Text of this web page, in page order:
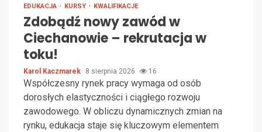
EDUKACJA KURSY KWALIFIKACJE
Zdobądź nowy zawód w
Ciechanowie – rekrutacja w
toku!
Karol Kaczmarek 8 sierpnia 2026 16
Współczesny rynek pracy wymaga od osób
dorosłych elastyczności i ciągłego rozwoju
zawodowego. W obliczu dynamicznych zmian na
rynku, edukacja staje się kluczowym elementem